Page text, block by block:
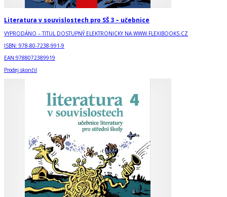
Literatura v souvislostech pro SŠ 3 – učebnice
VYPRODÁNO – TITUL DOSTUPNÝ ELEKTRONICKY NA WWW.FLEXIBOOKS.CZ
ISBN: 978-80-7238-991-9
EAN:9788072389919
Prodej skončil